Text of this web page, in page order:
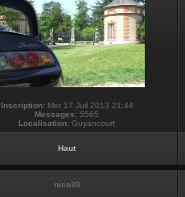
Inscription:Mer 17 Juil 2013 21:44
Messages: 5565
Localisation: Guyancourt
Haut
nico30